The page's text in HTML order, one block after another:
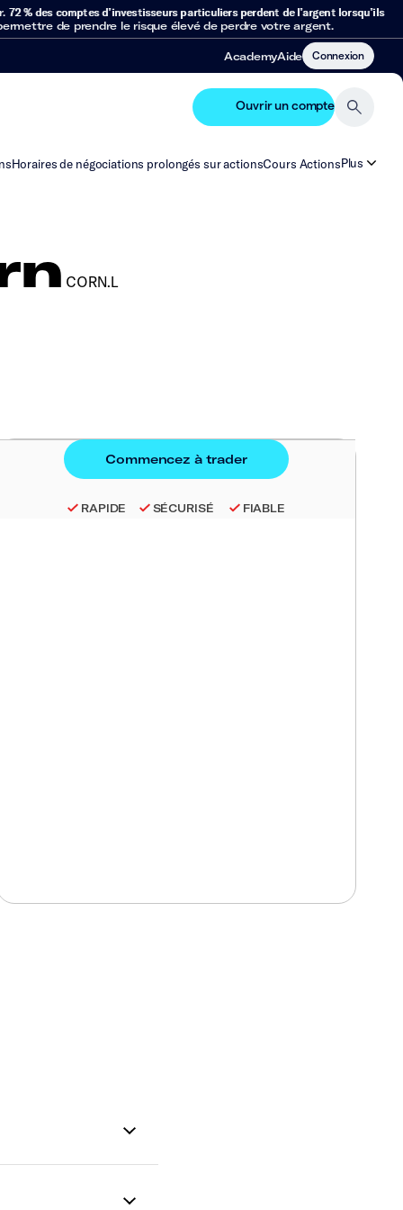
72 % des comptes d’investisseurs particuliers perdent de l’argent lorsqu’ils
de prendre le risque élevé de perdre votre argent.
AcademyAide Connexion
Ouvrir un compte
Horaires de négociations prolongés sur actionsCours ActionsPlus
CORN.L
RAPIDE SÉCURISÉ FIABLE